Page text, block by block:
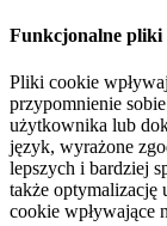
Funkcjonalne pliki
Pliki cookie
przypomnienie
użytkownika lub
język, wyrażone
lepszych i bardziej
także
cookie wpływające